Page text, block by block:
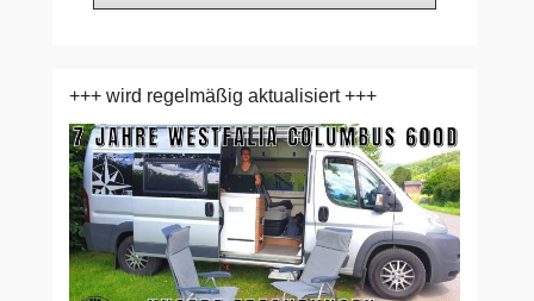
+++ wird regelmäßig aktualisiert +++